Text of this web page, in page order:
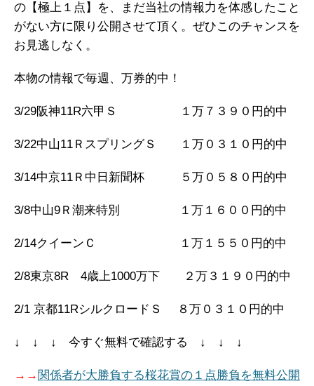
の【極上１点】を、まだ当社の情報力を体感したこと
がない方に限り公開させて頂く。ぜひこのチャンスを
お見逃しなく。
本物の情報で毎週、万券的中！
3/29阪神11R六甲Ｓ １万７３９０円的中
3/22中山11ＲスプリングＳ １万０３１０円的中
3/14中京11Ｒ中日新聞杯 ５万０５８０円的中
3/8中山9Ｒ潮来特別 １万１６００円的中
2/14クイーンＣ １万１５５０円的中
2/8東京8R 4歳上1000万下 ２万３１９０円的中
2/1 京都11RシルクロードＳ ８万０３１０円的中
↓ ↓ ↓ 今すぐ無料で確認する ↓ ↓ ↓
→→ 関係者が大勝負する桜花賞の１点勝負を無料公開